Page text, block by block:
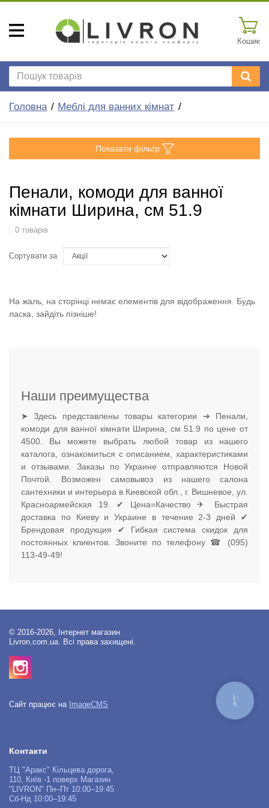
Кошик
Головна Меблі для ванних кімнат
Показати фільтр
Пенали, комоди для ванної
кімнати Ширина, см 51.9
0 товарів
Сортувати за
На жаль, на сторінці немає елементів для відображення. Будь
ласка, зайдіть пізніше!
Наши преимущества
➤ Здесь представлены товары категории ➔ Пенали,
комоди для ванної кімнати Ширина, см 51.9 по цене от
4500. Вы можете выбрать любой товар из нашего
каталога, ознакомиться с описанием, характеристиками
и отзывами. Заказы по Украине отправляются Новой
Почтой. Возможен самовывоз из нашего салона
сантехники и интерьера в Киевской обл., г. Вишневое, ул.
Красноармейская 19. ✔ Цена=Качество ✈ Быстрая
доставка по Киеву и Украине в течение 2-3 дней ✔
Брендовая продукция ✔ Гибкая система скидок для
постоянных клиентов. Звоните по телефону ☎ (095)
113-49-49!
© 2016-2026, Інтернет магазин
Livron.com.ua. Всі права захищені.
Сайт працює на ImageCMS
Контакти
ТЦ "Аракс" Кільцева дорога,
110, Київ -1 поверх Магазин
"LIVRON" Пн–Пт 10:00–19:45
Сб-Нд 10:00–19:45
КНОПКА
ЗВ'ЯЗКУ